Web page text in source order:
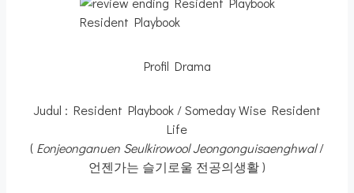
Resident Playbook
Profil Drama
Judul : Resident Playbook / Someday Wise Resident
Life
( Eonjeonganuen Seulkirowool Jeongonguisaenghwal/
언젠가는 슬기로울 전공의생활 )